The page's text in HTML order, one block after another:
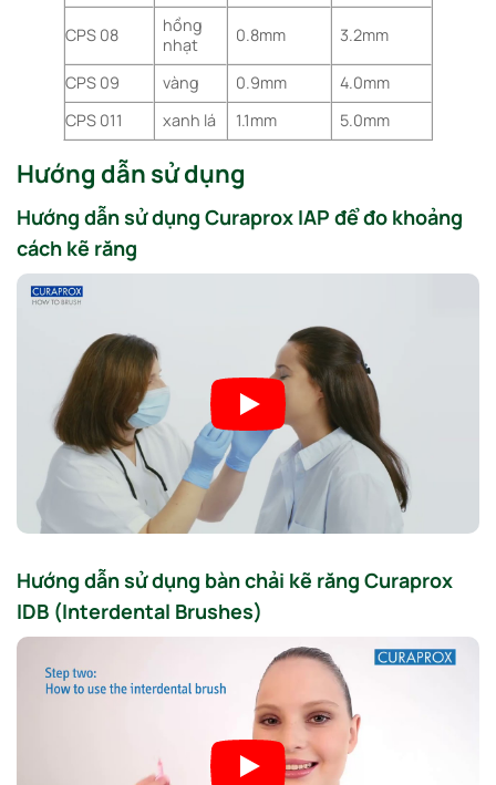
CPS 08
hồng
nhạt
0.8mm 3.2mm
CPS 09 vàng 0.9mm
4.0mm
CPS 011
xanh lá 1.1mm 5.0mm
Hướng dẫn sử dụng
Hướng dẫn sử dụng Curaprox IAP để đo khoảng
cách kẽ răng
Hướng dẫn sử dụng bàn chải kẽ răng Curaprox
IDB (Interdental Brushes)